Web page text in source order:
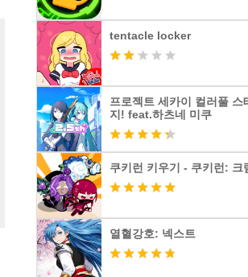
tentacle locker
프로젝트 세카이 컬러풀 스
지! feat.하츠네 미쿠
쿠키런 키우기 - 쿠키런: 크
열혈강호: 넥스트